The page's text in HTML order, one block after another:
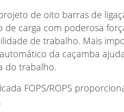
de oito barras de
de carga com poderosa
de trabalho. Mais
da caçamba
do trabalho.
FOPS/ROPS